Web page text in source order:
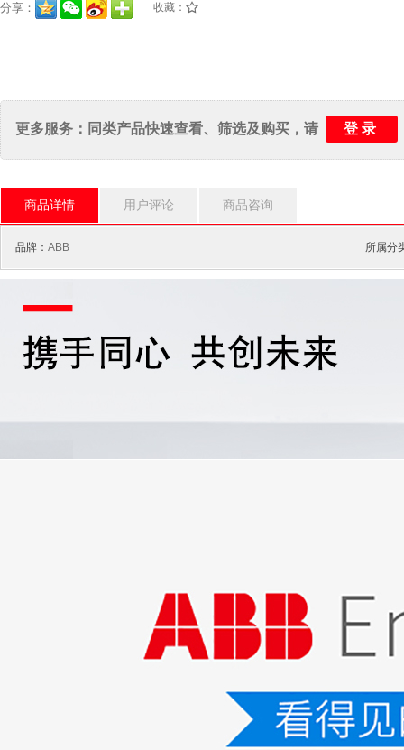
分享： 收藏： /
更多服务：同类产品快速查看、筛选及购买，请 登录
商品详情 用户评论 商品咨询
品牌： ABB 所属分